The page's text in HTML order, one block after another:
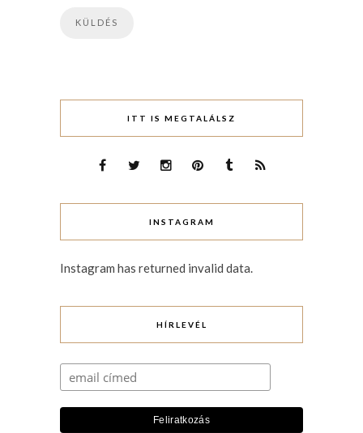
ITT IS MEGTALÁLSZ
INSTAGRAM
Instagram has returned invalid data.
HÍRLEVÉL